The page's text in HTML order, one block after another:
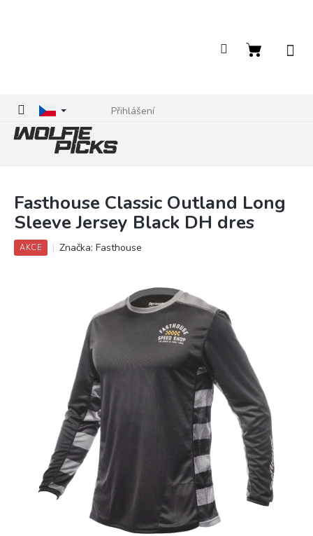
Přihlášení
Nákupní
Fasthouse Classic Outland Long
Sleeve Jersey Black DH dres
AKCE Značka: Fasthouse